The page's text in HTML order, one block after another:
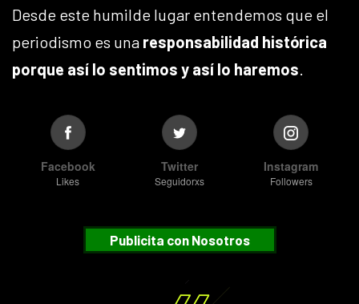
Desde este humilde lugar entendemos que el
periodismo es una responsabilidad histórica
porque así lo sentimos y así lo haremos.
Facebook
Likes
Twitter
Seguidorxs
Instagram
Followers
Publicita con Nosotros